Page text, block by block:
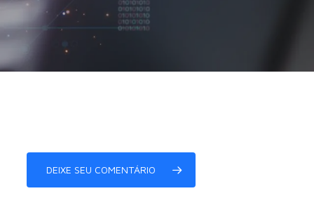
DEIXE SEU COMENTÁRIO